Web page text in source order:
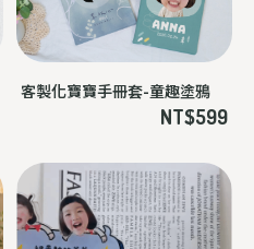
客製化寶寶手冊套-童趣塗鴉
NT$599